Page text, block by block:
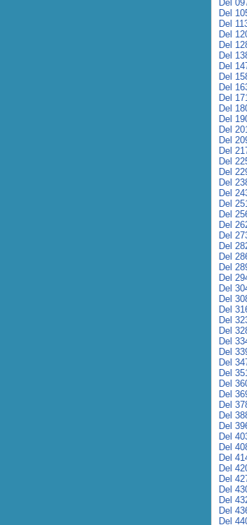
Del
Del
Del
Del
Del
Del
Del
Del
Del
Del
Del
Del
Del
Del
Del
Del
Del
Del
Del
Del
Del
Del
Del
Del
Del
Del
Del
Del
Del
Del
Del
Del
Del
Del
Del
Del
Del
Del
Del
Del
Del
Del
Del
Del
Del
Del
Del
Del
Del
Del